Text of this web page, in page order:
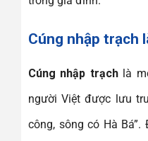
Cúng nhập trạch
Cúng nhập trạchlà
người Việt được lưu
công, sông có Hà